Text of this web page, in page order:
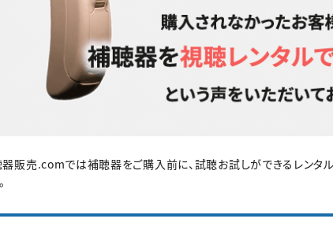
販売.comでは補聴器をご購入前に、試聴お試しができるレンタ